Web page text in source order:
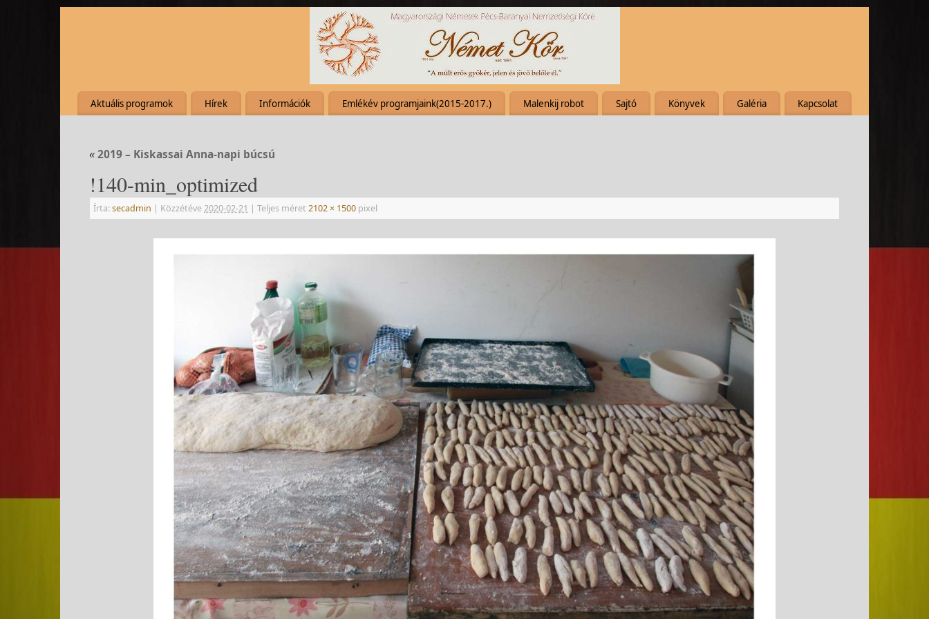
Aktuális programok Hírek Információk Emlékév programjaink(2015-2017.) Malenkij robot Sajtó Könyvek Galéria Kapcsolat
«2019 – Kiskassai Anna-napi búcsú
!140-min_optimized
Írta:secadmin | Közzétéve2020-02-21 | Teljes méret 2102 × 1500 pixel